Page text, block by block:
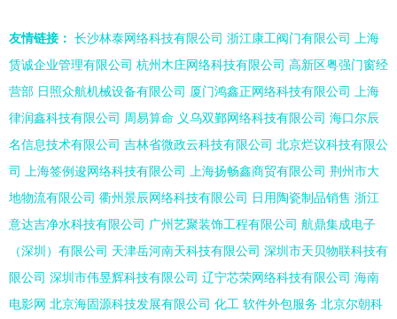
友情链接： 长沙林泰网络科技有限公司 浙江康工阀门有限公司
上海
赁诚企业管理有限公司 杭州木庄网络科技有限公司 高新区粤强门窗经
营部 日照众航机械设备有限公司 厦门鸿鑫正网络科技有限公司
上海
律润鑫科技有限公司 周易算命 义乌双鄞网络科技有限公司 海口尔辰
名信息技术有限公司 吉林省微政云科技有限公司 北京烂议科技有限公
司
上海签例逡网络科技有限公司 上海扬畅鑫商贸有限公司 荆州市大
地物流有限公司 衢州景辰网络科技有限公司 日用陶瓷制品销售 浙江
意达吉净水科技有限公司 广州艺聚装饰工程有限公司 航鼎集成电子
（深圳）有限公司 天津岳河南天科技有限公司 深圳市天贝物联科技有
限公司 深圳市伟昱辉科技有限公司 辽宁芯荣网络科技有限公司 海南
电影网 北京海固源科技发展有限公司 化工 软件外包服务 北京尔朝科